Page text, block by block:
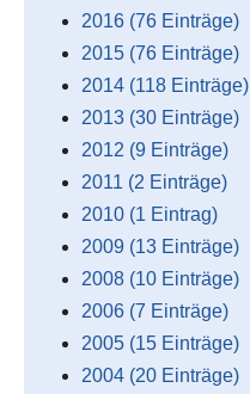
2016 (76 Einträge)
2015 (76 Einträge)
2014 (118 Einträge)
2013 (30 Einträge)
2012 (9 Einträge)
2011 (2 Einträge)
2010 (1 Eintrag)
2009 (13 Einträge)
2008 (10 Einträge)
2006 (7 Einträge)
2005 (15 Einträge)
2004 (20 Einträge)